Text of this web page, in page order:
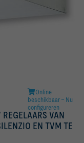
Online
beschikbaar - Nu
configureren
VAN
EN TVM TE